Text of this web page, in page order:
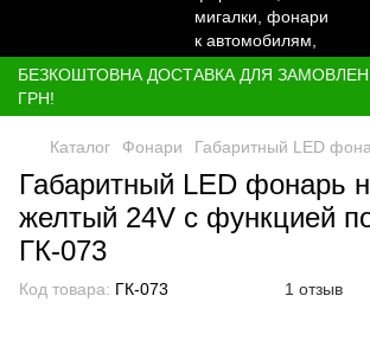
БЕЗКОШТОВНА ДОСТАВКА ДЛЯ
ГРН!
Каталог Фонари Габаритный LED
Габаритный LED фонарь
желтый 24V с функцией
ГК-073
Код товара: ГК-073 1 отзыв